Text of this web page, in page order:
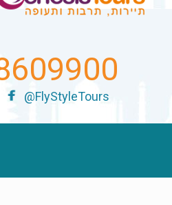
@FlyStyleTours